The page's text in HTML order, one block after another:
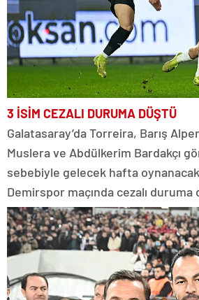
3 İSİM CEZALI DURUMA DÜŞTÜ
Galatasaray’da Torreira, Barış
Muslera ve Abdülkerim Bardakçı
sebebiyle gelecek hafta
Demirspor maçında cezalı duruma